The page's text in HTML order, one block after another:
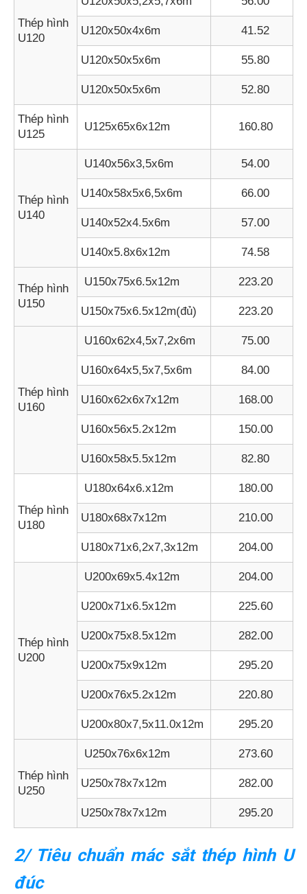
Thép hình
U120
U120x50x4x6m 41.52
U120x50x5x6m 55.80
U120x50x5x6m 52.80
Thép hình
U125
U125x65x6x12m 160.80
Thép hình
U140
U140x56x3,5x6m 54.00
U140x58x5x6,5x6m 66.00
U140x52x4.5x6m 57.00
U140x5.8x6x12m 74.58
Thép hình
U150
U150x75x6.5x12m 223.20
U150x75x6.5x12m(đủ) 223.20
Thép hình
U160
U160x62x4,5x7,2x6m 75.00
U160x64x5,5x7,5x6m 84.00
U160x62x6x7x12m 168.00
U160x56x5.2x12m 150.00
U160x58x5.5x12m 82.80
Thép hình
U180
U180x64x6.x12m 180.00
U180x68x7x12m 210.00
U180x71x6,2x7,3x12m 204.00
Thép hình
U200
U200x69x5.4x12m 204.00
U200x71x6.5x12m 225.60
U200x75x8.5x12m 282.00
U200x75x9x12m 295.20
U200x76x5.2x12m 220.80
U200x80x7,5x11.0x12m 295.20
Thép hình
U250
U250x76x6x12m 273.60
U250x78x7x12m 282.00
U250x78x7x12m 295.20
2/ Tiêu chuẩn mác sắt thép hình U
đúc